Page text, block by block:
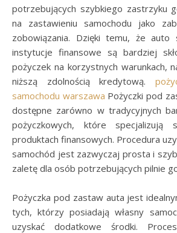
potrzebujących szybkiego zastrzyku
na zastawieniu samochodu jako
zobowiązania. Dzięki temu, że auto
instytucje finansowe są bardziej
pożyczek na korzystnych warunkach,
niższą zdolnością kredytową.
samochodu warszawa Pożyczki pod
dostępne zarówno w tradycyjnych
pożyczkowych, które
produktach finansowych. Procedura
samochód jest zazwyczaj prosta i
zaletę dla osób potrzebujących pilnie
Pożyczka pod zastaw auta jest
tych, którzy posiadają własny
uzyskać dodatkowe środki.